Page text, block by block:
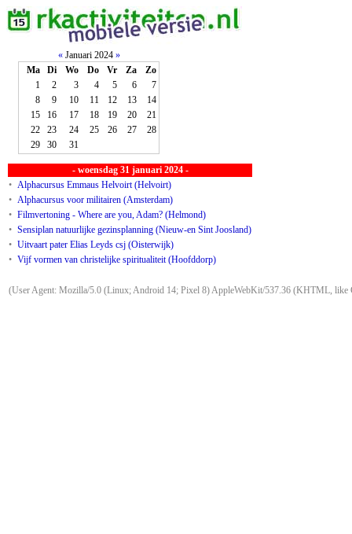
«Januari 2024 »
Ma
Di Wo Do Vr Za
Zo
1
2 3 4 5 6
7
8
9 10 11 12 13
14
15
16 17 18 19 20
21
22
23 24 25 26 27
28
29
30 31
- woensdag 31 januari 2024 -
• Alphacursus Emmaus Helvoirt (Helvoirt)
• Alphacursus voor militairen (Amsterdam)
• Filmvertoning - Where are you, Adam? (Helmond)
• Sensiplan natuurlijke gezinsplanning (Nieuw-en Sint Joosland)
• Uitvaart pater Elias Leyds csj (Oisterwijk)
• Vijf vormen van christelijke spiritualiteit (Hoofddorp)
(User Agent: Mozilla/5.0 (Linux; Android 14; Pixel 8) AppleWebKit/537.36 (KHTML, like